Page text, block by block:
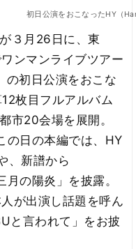
初日公演をおこなったHY（
３月26日に、東
ンマンライブツアー
の初日公演をおこな
枚目フルアルバム
市20会場を展開。
の日の本編では、HY
、新譜から
月の陽炎」を披露。
が出演し話題を呼ん
と言われて」をお披